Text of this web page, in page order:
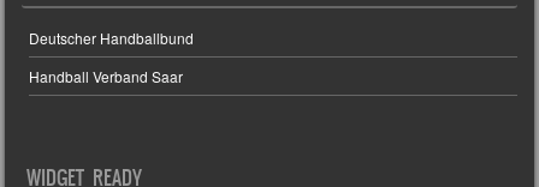
Deutscher Handballbund
Handball Verband Saar
WIDGET READY